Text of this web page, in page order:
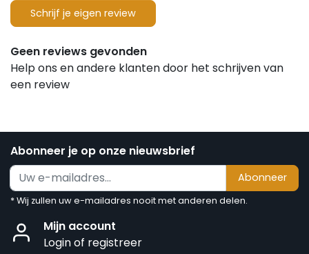
Schrijf je eigen review
Geen reviews gevonden
Help ons en andere klanten door het schrijven van
een review
Abonneer je op onze nieuwsbrief
Abonneer
* Wij zullen uw e-mailadres nooit met anderen delen.
Mijn account
Login of registreer